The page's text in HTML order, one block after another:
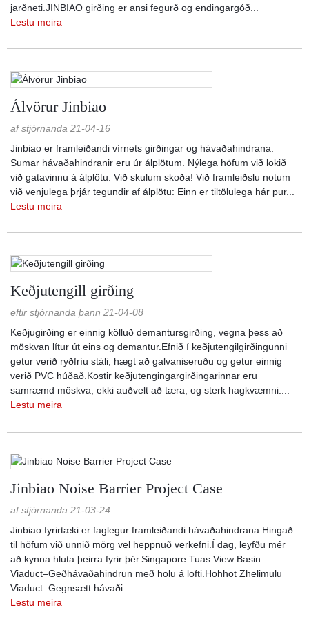
jarðneti.JINBIAO girðing er ansi fegurð og endingargóð...
Lestu meira
Álvörur Jinbiao
af stjórnanda 21-04-16
Jinbiao er framleiðandi vírnets girðingar og hávaðahindrana.
Sumar hávaðahindranir eru úr álplötum. Nýlega höfum við lokið
við gatavinnu á álplötu. Við skulum skoða! Við framleiðslu notum
við venjulega þrjár tegundir af álplötu: Einn er tiltölulega hár pur...
Lestu meira
Keðjutengill girðing
eftir stjórnanda þann 21-04-08
Keðjugirðing er einnig kölluð demantursgirðing, vegna þess að
möskvan lítur út eins og demantur.Efnið í keðjutengilgirðingunni
getur verið ryðfríu stáli, hægt að galvaniseruðu og getur einnig
verið PVC húðað.Kostir keðjutengingargirðingarinnar eru
samræmd möskva, ekki auðvelt að tæra, og sterk hagkvæmni....
Lestu meira
Jinbiao Noise Barrier Project Case
af stjórnanda 21-03-24
Jinbiao fyrirtæki er faglegur framleiðandi hávaðahindrana.Hingað
til höfum við unnið mörg vel heppnuð verkefni.Í dag, leyfðu mér
að kynna hluta þeirra fyrir þér.Singapore Tuas View Basin
Viaduct–Geðhávaðahindrun með holu á lofti.Hohhot Zhelimulu
Viaduct–Gegnsætt hávaði ...
Lestu meira